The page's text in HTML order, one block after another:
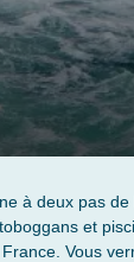
à deux pas de
et
Vous